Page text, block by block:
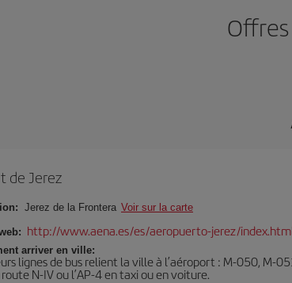
de Jerez
Jerez de la Frontera Voir sur la carte
http://www.aena.es/es/aeropuerto-jerez/index.html
arriver en ville:
lignes de bus relient la ville à l’aéroport : M-050, M-
N-IV ou l’AP-4 en taxi ou en voiture.